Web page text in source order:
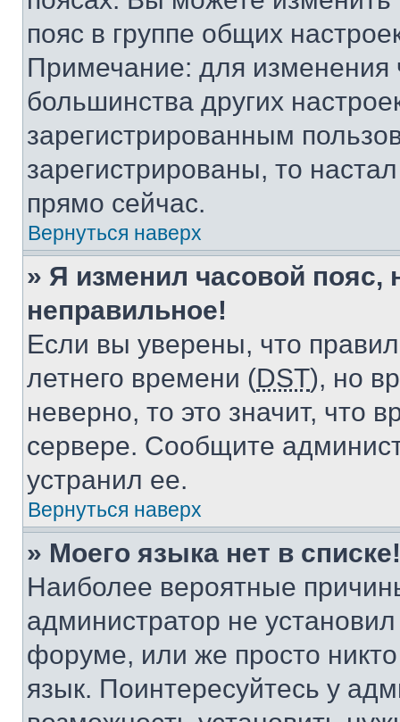
пояс в группе общих
Примечание: для изменения
большинства других
зарегистрированным
зарегистрированы, то
прямо сейчас.
Вернуться наверх
» Я изменил часовой пояс,
неправильное!
Если вы уверены, что
летнего времени (DST), но
неверно, то это значит, что
сервере. Сообщите
устранил ее.
Вернуться наверх
» Моего языка нет в списке!
Наиболее вероятные
администратор не
форуме, или же просто
язык. Поинтересуйтесь у